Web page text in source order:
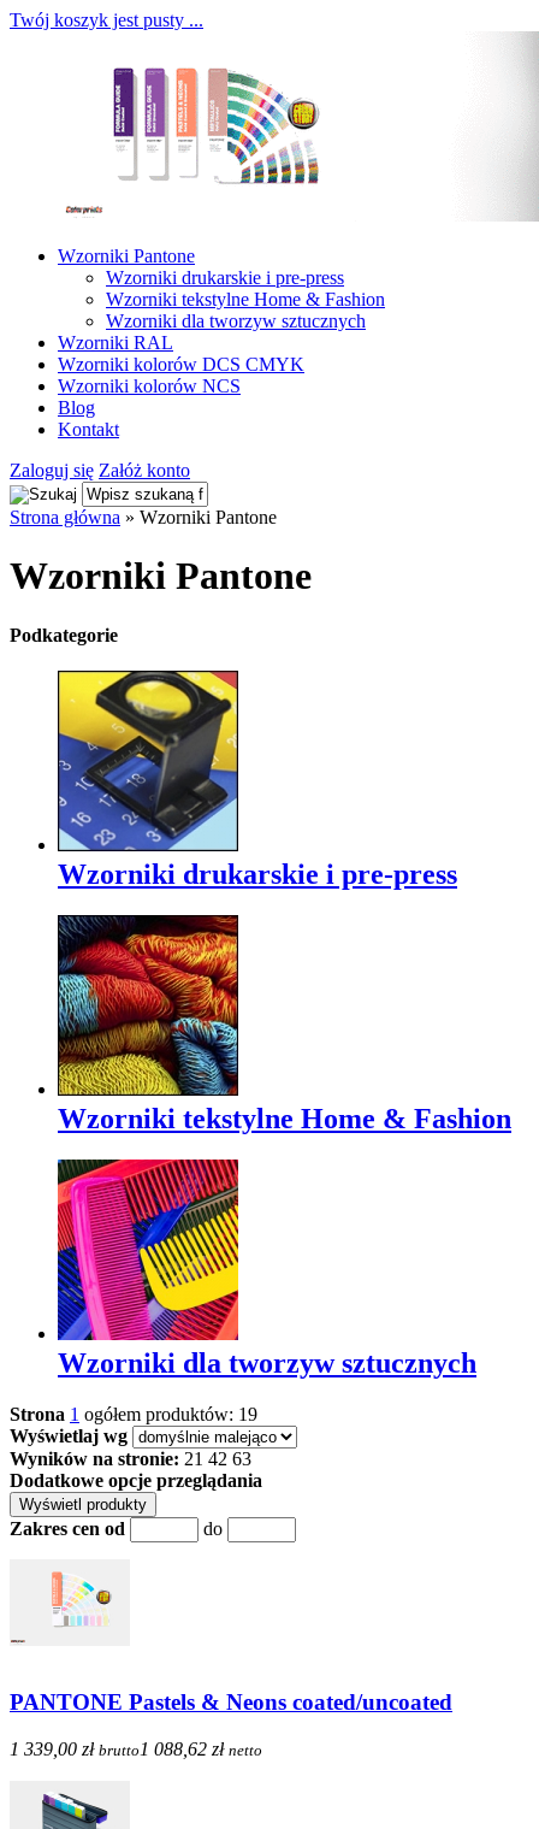
Twój koszyk jest pusty ...
Wzorniki Pantone
Wzorniki drukarskie i pre-press
Wzorniki tekstylne Home & Fashion
Wzorniki dla tworzyw sztucznych
Wzorniki RAL
Wzorniki kolorów DCS CMYK
Wzorniki kolorów NCS
Blog
Kontakt
Zaloguj się Załóż konto
Strona główna » Wzorniki Pantone
Wzorniki Pantone
Podkategorie
Wzorniki drukarskie i pre-press
Wzorniki tekstylne Home & Fashion
Wzorniki dla tworzyw sztucznych
Strona 1 ogółem produktów: 19
Wyświetlaj wg
Wyników na stronie: 21 42 63
Dodatkowe opcje przeglądania
Zakres cen od do
PANTONE Pastels & Neons coated/uncoated
1 339,00 zł brutto 1 088,62 zł netto